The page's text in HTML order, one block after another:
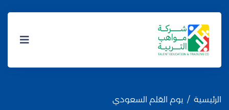
الرئيسية يوم العَلم السعودي